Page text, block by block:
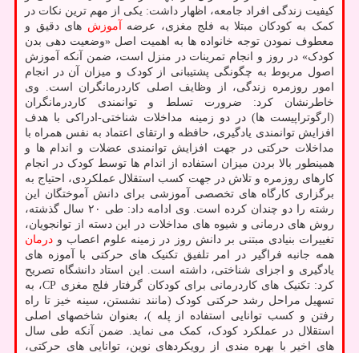
کیفیت زندگی افراد جامعه، اظهار داشت: یکی از مهم ترین نکات در
کمک به کودکان مبتلا به فلج مغزی، عرضه آموزش های دقیق و
معطوف نمودن توجه خانواده ها به اهمیت اصل «وضعیت دهی بدن
کودک» در روز و انجام تمرینات در منزل است، ضمن آنکه آموزش
اصول مربوط به چگونگی پشتیبانی از کودک و میزان آن در انجام
امور روزمره زندگی، از وظایف اصلی کاردرمانگران است. وی
خاطرنشان کرد: ضرورت تسلط و توانمندی کاردرمانگران
(ارگوتراپیست ها) در دو زمینه مداخلات شناختی-ادراکی با هدف
افزایش توانمندی یادگیری، حافظه و ارتقای اعتماد به نفس همراه با
مداخلات حرکتی در جهت افزایش توانمندی عضلات و اندام ها و
همینطور بالا بردن میزان استفاده از اندام ها توسط کودک در انجام
کارهای روزمره و تلاش در جهت کسب استقلال عملکردی، احتیاج به
برگزاری کارگاه های تخصصی آموزشی برای دانش آموختگان این
رشته را دو چندان کرده است. وی ادامه داد: طی ۲۰ سال گذشته،
روش های درمانی و شیوه های مداخلات در این دسته از توانجویان،
تغییرات بنیادی مبتنی بر دانش روز در زمینه علوم اعصاب و درمان
همه جانبه فراگیر در امر تلفیق تکنیک های حرکتی با آموزه های
یادگیری و اجزای شناختی، داشته است. این استاد دانشگاه تصریح
کرد: تکنیک های کاردرمانی برای کودکان گرفتار فلج مغزی CP، به
تسهیل مراحل رشد حرکتی کودک (مانند نشستن، سینه خیز تا راه
رفتن و کسب توانایی استفاده از پله )، بعنوان شاخصهای اصلی
استقلال در عملکرد کودک، کمک می نماید. ضمن آنکه طی سال
های اخیر با بهره مندی از رویکردهای نوین، توانایی های حرکتی،